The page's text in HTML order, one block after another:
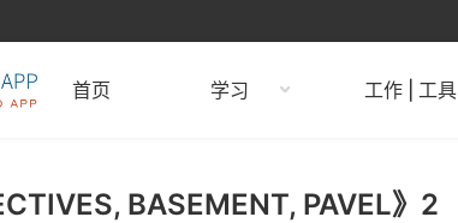
首页 学习 工作 | 工具
BASEMENT, PAVEL》2